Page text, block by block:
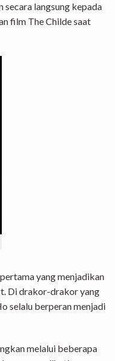
secara langsung kepada
film The Childe saat
yang menjadikan
Di drakor-drakor yang
selalu berperan menjadi
melalui beberapa